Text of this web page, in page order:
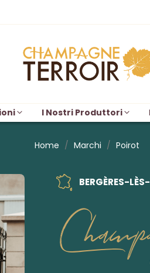
I Nostri Produttori
Home Marchi Poirot
BERGÈRES-